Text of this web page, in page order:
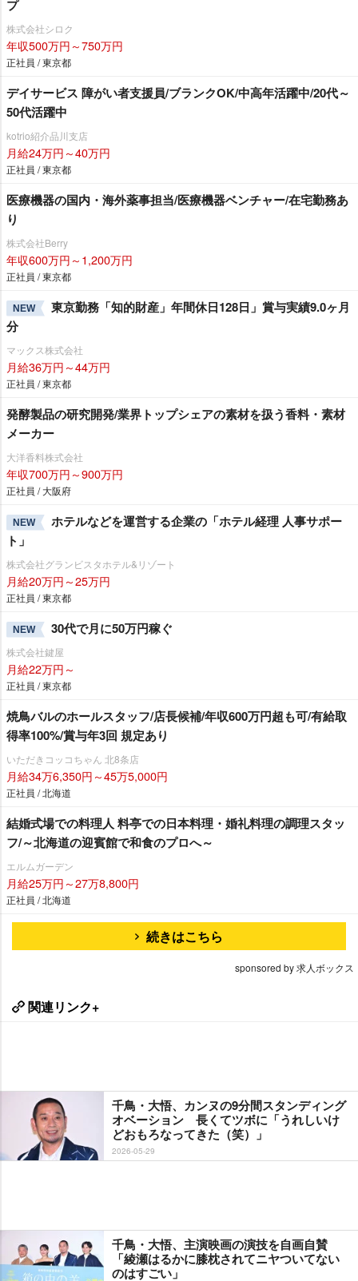
プ
株式会社シロク
年収500万円～750万円
正社員 / 東京都
デイサービス 障がい者支援員/ブランクOK/中高年活躍中/20代～
50代活躍中
kotrio紹介品川支店
月給24万円～40万円
正社員 / 東京都
医療機器の国内・海外薬事担当/医療機器ベンチャー/在宅勤務あ
り
株式会社Berry
年収600万円～1,200万円
正社員 / 東京都
NEW
東京勤務「知的財産」年間休日128日」賞与実績9.0ヶ月
分
マックス株式会社
月給36万円～44万円
正社員 / 東京都
発酵製品の研究開発/業界トップシェアの素材を扱う香料・素材
メーカー
大洋香料株式会社
年収700万円～900万円
正社員 / 大阪府
NEW
ホテルなどを運営する企業の「ホテル経理 人事サポー
ト」
株式会社グランビスタホテル&リゾート
月給20万円～25万円
正社員 / 東京都
NEW 30代で月に50万円稼ぐ
株式会社鍵屋
月給22万円～
正社員 / 東京都
焼鳥バルのホールスタッフ/店長候補/年収600万円超も可/有給取
得率100%/賞与年3回 規定あり
いただきコッコちゃん 北8条店
月給34万6,350円～45万5,000円
正社員 / 北海道
結婚式場での料理人 料亭での日本料理・婚礼料理の調理スタッ
フ/～北海道の迎賓館で和食のプロへ～
エルムガーデン
月給25万円～27万8,800円
正社員 / 北海道
続きはこちら
sponsored by 求人ボックス
関連リンク+
千鳥・大悟、カンヌの9分間スタンディング
オベーション 長くてツボに「うれしいけ
どおもろなってきた（笑）」
2026-05-29
千鳥・大悟、主演映画の演技を自画自賛
「綾瀬はるかに膝枕されてニヤついてない
のはすごい」